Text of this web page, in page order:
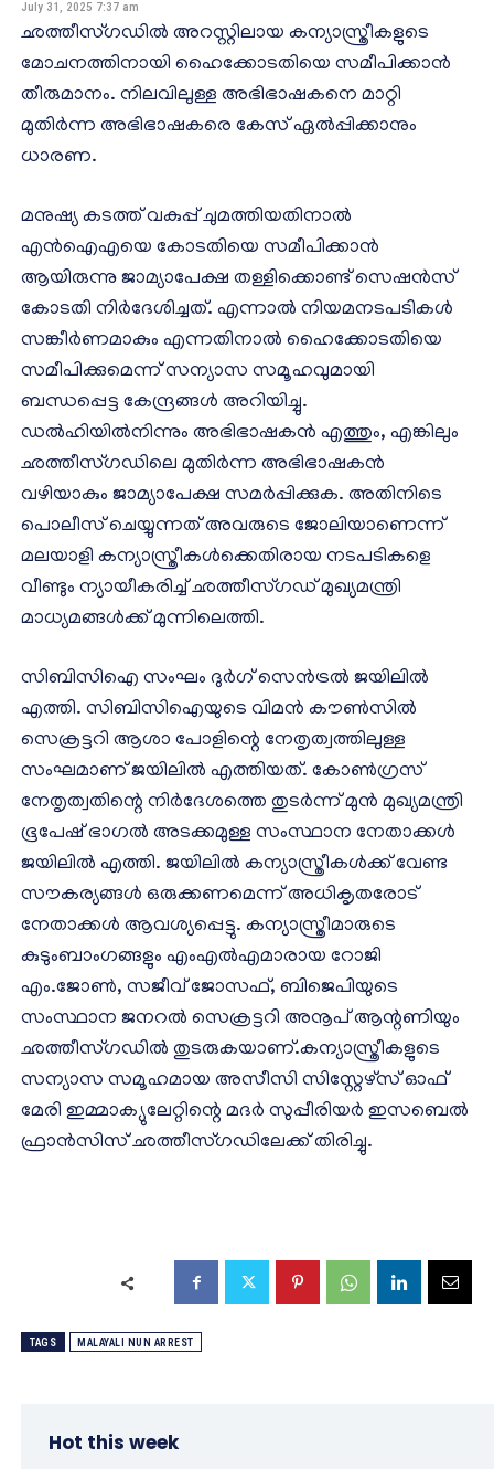
July 31, 2025 7:37 am
ഛത്തീസ്ഗഡില്‍ അറസ്റ്റിലായ കന്യാസ്ത്രീകളുടെ
മോചനത്തിനായി ഹൈക്കോടതിയെ സമീപിക്കാന്‍
തീരുമാനം. നിലവിലുള്ള അഭിഭാഷകനെ മാറ്റി
മുതിര്‍ന്ന അഭിഭാഷകരെ കേസ് ഏല്‍പ്പിക്കാനും
ധാരണ.
മനുഷ്യ കടത്ത് വകുപ്പ് ചുമത്തിയതിനാല്‍
എന്‍ഐഎയെ കോടതിയെ സമീപിക്കാന്‍
ആയിരുന്നു ജാമ്യാപേക്ഷ തള്ളിക്കൊണ്ട് സെഷന്‍സ്
കോടതി നിര്‍ദേശിച്ചത്. എന്നാല്‍ നിയമനടപടികള്‍
സങ്കീര്‍ണമാകും എന്നതിനാല്‍ ഹൈക്കോടതിയെ
സമീപിക്കുമെന്ന് സന്യാസ സമൂഹവുമായി
ബന്ധപ്പെട്ട കേന്ദ്രങ്ങള്‍ അറിയിച്ചു.
ഡല്‍ഹിയില്‍നിന്നും അഭിഭാഷകന്‍ എത്തും, എങ്കിലും
ഛത്തീസ്ഗഡിലെ മുതിര്‍ന്ന അഭിഭാഷകന്‍
വഴിയാകും ജാമ്യാപേക്ഷ സമര്‍പ്പിക്കുക. അതിനിടെ
പൊലീസ് ചെയ്യുന്നത് അവരുടെ ജോലിയാണെന്ന്
മലയാളി കന്യാസ്ത്രീകള്‍ക്കെതിരായ നടപടികളെ
വീണ്ടും ന്യായീകരിച്ച് ഛത്തീസ്ഗഡ് മുഖ്യമന്ത്രി
മാധ്യമങ്ങള്‍ക്ക് മുന്നിലെത്തി.
സിബിസിഐ സംഘം ദുര്‍ഗ് സെന്‍ട്രല്‍ ജയിലില്‍
എത്തി. സിബിസിഐയുടെ വിമന്‍ കൗണ്‍സില്‍
സെക്രട്ടറി ആശാ പോളിന്റെ നേതൃത്വത്തിലുള്ള
സംഘമാണ് ജയിലില്‍ എത്തിയത്. കോണ്‍ഗ്രസ്
നേതൃത്വതിന്റെ നിര്‍ദേശത്തെ തുടര്‍ന്ന് മുന്‍ മുഖ്യമന്ത്രി
ഭൂപേഷ് ഭാഗല്‍ അടക്കമുള്ള സംസ്ഥാന നേതാക്കള്‍
ജയിലില്‍ എത്തി. ജയിലില്‍ കന്യാസ്ത്രീകള്‍ക്ക് വേണ്ട
സൗകര്യങ്ങള്‍ ഒരുക്കണമെന്ന് അധികൃതരോട്
നേതാക്കള്‍ ആവശ്യപ്പെട്ടു. കന്യാസ്ത്രീമാരുടെ
കുടുംബാംഗങ്ങളും എംഎല്‍എമാരായ റോജി
എം.ജോണ്‍, സജീവ് ജോസഫ്, ബിജെപിയുടെ
സംസ്ഥാന ജനറല്‍ സെക്രട്ടറി അനൂപ് ആന്റണിയും
ഛത്തീസ്ഗഡില്‍ തുടരുകയാണ്.കന്യാസ്ത്രീകളുടെ
സന്യാസ സമൂഹമായ അസീസി സിസ്റ്റേഴ്സ് ഓഫ്
മേരി ഇമ്മാക്യുലേറ്റിന്റെ മദര്‍ സുപ്പീരിയര്‍ ഇസബെല്‍
ഫ്രാന്‍സിസ് ഛത്തീസ്ഗഡിലേക്ക് തിരിച്ചു.
TAGS MALAYALI NUN ARREST
Hot this week